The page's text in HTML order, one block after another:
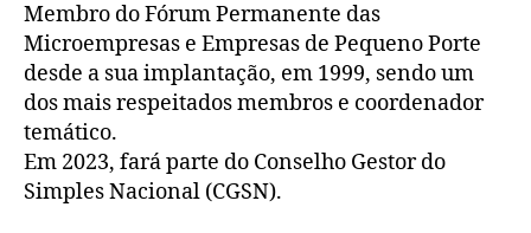
Membro do Fórum Permanente das
Microempresas e Empresas de Pequeno Porte
desde a sua implantação, em 1999, sendo um
dos mais respeitados membros e coordenador
temático.
Em 2023, fará parte do Conselho Gestor do
Simples Nacional (CGSN).